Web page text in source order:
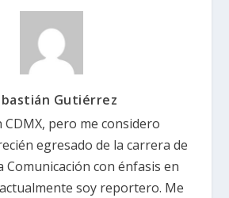
Gutiérrez
CDMX, pero me considero
egresado de la carrera de
Comunicación con énfasis en
soy reportero. Me